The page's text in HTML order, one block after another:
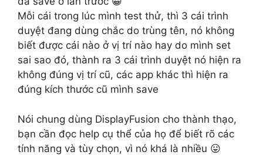
Mỗi cái trong lúc mình test thử, thì 3 cái trình
duyệt đang dùng chắc do trùng tên, nó không
biết được cái nào ở vị trí nào hay do mình set
sai sao đó, thành ra 3 cái trình duyệt nó hiện ra
không đúng vị trí cũ, các app khác thì hiện ra
đúng kích thước cũ mình save
Nói chung dùng DisplayFusion cho thành thạo,
bạn cần đọc help cụ thể của họ để biết rõ các
tính năng và tùy chọn, vì nó khá là nhiều 😛